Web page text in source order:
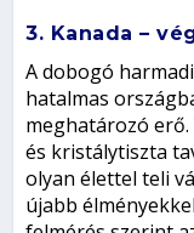
3. Kanada –
A dobogó
hatalmas
meghatározó
és kristálytiszta
olyan élettel teli
újabb